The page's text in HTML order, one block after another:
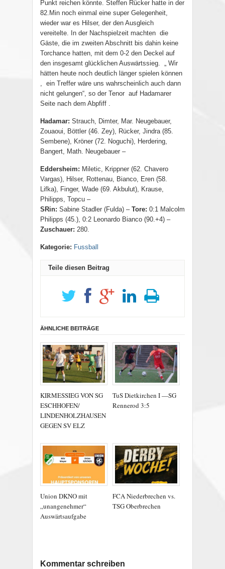
Punkt reichen könnte. Steffen Rücker hatte in der
82.Min noch einmal eine super Gelegenheit,
wieder war es Hilser, der den Ausgleich
vereitelte. In der Nachspielzeit machten die
Gäste, die im zweiten Abschnitt bis dahin keine
Torchance hatten, mit dem 0-2 den Deckel auf
den insgesamt glücklichen Auswärtssieg. „ Wir
hätten heute noch deutlich länger spielen können
, ein Treffer wäre uns wahrscheinlich auch dann
nicht gelungen“, so der Tenor auf Hadamarer
Seite nach dem Abpfiff .
Hadamar: Strauch, Dimter, Mar. Neugebauer,
Zouaoui, Böttler (46. Zey), Rücker, Jindra (85.
Sembene), Kröner (72. Noguchi), Herdering,
Bangert, Math. Neugebauer –
Eddersheim: Miletic, Krippner (62. Chavero
Vargas), Hilser, Rottenau, Bianco, Eren (58.
Lifka), Finger, Wade (69. Akbulut), Krause,
Philipps, Topcu –
SRin: Sabine Stadler (Fulda) – Tore: 0:1 Malcolm
Philipps (45.), 0:2 Leonardo Bianco (90.+4) –
Zuschauer: 280.
Kategorie: Fussball
Teile diesen Beitrag
ÄHNLICHE BEITRÄGE
KIRMESSIEG VON SG
ESCHHOFEN/
LINDENHOLZHAUSEN
GEGEN SV ELZ
TuS Dietkirchen I —SG
Rennerod 3:5
Union DKNO mit
„unangenehmer“
Auswärtsaufgabe
FCA Niederbrechen vs.
TSG Oberbrechen
Kommentar schreiben